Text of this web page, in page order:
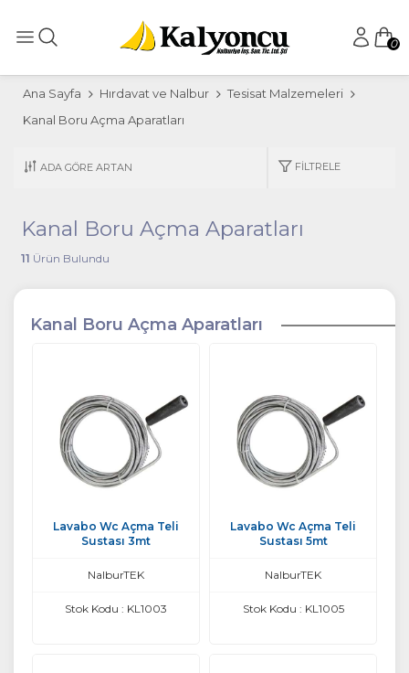
0
Ana Sayfa Hırdavat ve Nalbur
Tesisat Malzemeleri
Kanal Boru Açma Aparatları
FILTRELE
Kanal Boru Açma Aparatları
11 Ürün Bulundu
Kanal Boru Açma Aparatları
Lavabo Wc Açma Teli
Sustası 3mt
NalburTEK
Stok Kodu : KL1003
Lavabo Wc Açma Teli
Sustası 5mt
NalburTEK
Stok Kodu : KL1005